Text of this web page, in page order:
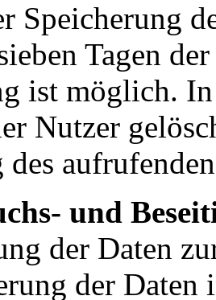
Speicherung
Tagen
ist möglich.
Nutzer
des
und
der Daten
der